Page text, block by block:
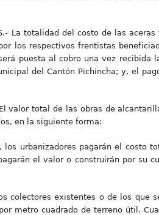
La totalidad del costo de las
los respectivos frentistas
puesta al cobro una vez recibida
del Cantón Pichincha; y, el
El valor total de las obras de
en la siguiente forma:
los urbanizadores pagarán el costo
el valor o construirán por su
colectores existentes o de los que
metro cuadrado de terreno útil.